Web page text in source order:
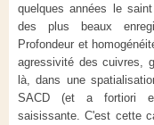
quelques années le
des plus beaux
Profondeur et
agressivité des cuivres,
là, dans une
SACD (et a fortiori
saisissante. C'est cette